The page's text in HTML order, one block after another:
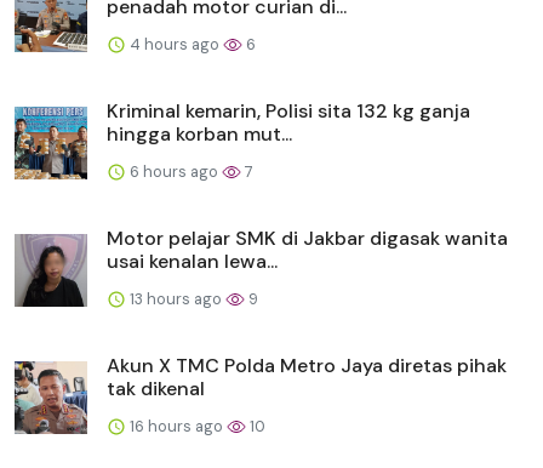
penadah motor curian di...
4 hours ago 6
Kriminal kemarin, Polisi sita 132 kg ganja
hingga korban mut...
6 hours ago 7
Motor pelajar SMK di Jakbar digasak wanita
usai kenalan lewa...
13 hours ago 9
Akun X TMC Polda Metro Jaya diretas pihak
tak dikenal
16 hours ago 10